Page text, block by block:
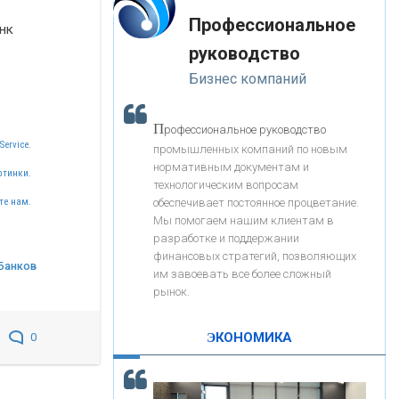
нам.
0
«ЗАПСИБКОМБАНК»
«РОСЕВРОБАНК»
«ПРЕСС-СЛУЖБА ВТБ24»
«АВТОГРАДБАНК»
«ПРОМРЕГИОНБАНК»
ОНАС
КОНТАКТЫ
корость - один из главных трендов в
кредитовании бизнеса - «Интервью»
-- Лучшее, что можно сделать с хорошим советом, это
пропустить его мимо ушей. Он никогда не бывает
полезен никому, кроме того, кто его дал.
-- Люблю давать советы и очень не люблю, когда их
дают мне.
Профессиональное
руководство
Бизнес компаний
Профессиональное руководство
промышленных компаний по новым
нормативным документам и
технологическим вопросам
обеспечивает постоянное процветание.
Мы помогаем нашим клиентам в
разработке и поддержании
финансовых стратегий, позволяющих
им завоевать все более сложный
рынок.
ЭКОНОМИКА